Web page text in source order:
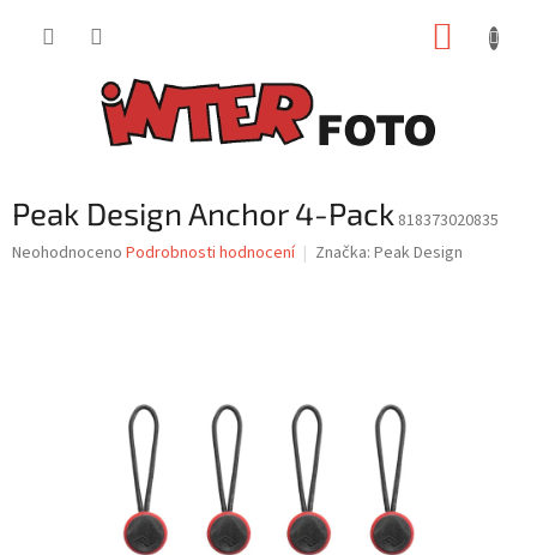
Peak Design Anchor 4-Pack 818373020835
Průměrné
Neohodnoceno Podrobnosti hodnocení Značka: Peak Design